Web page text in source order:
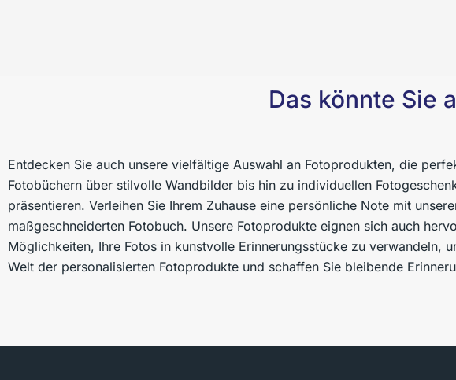
Das könnte Sie
Entdecken Sie auch unsere vielfältige Auswahl an Fotoprodukten, die
Fotobüchern über stilvolle Wandbilder bis hin zu individuellen
präsentieren. Verleihen Sie Ihrem Zuhause eine persönliche Note mit
maßgeschneiderten Fotobuch. Unsere Fotoprodukte eignen sich auch
Möglichkeiten, Ihre Fotos in kunstvolle Erinnerungsstücke zu verwandeln,
Welt der personalisierten Fotoprodukte und schaffen Sie bleibende